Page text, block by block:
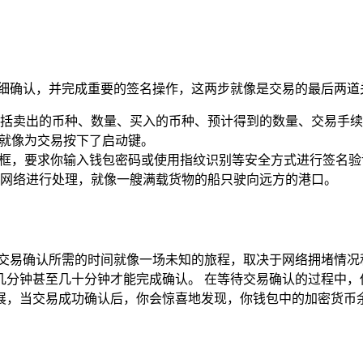
认，并完成重要的签名操作，这两步就像是交易的最后两
卖出的币种、数量、买入的币种、预计得到的数量、交易手
像为交易按下了启动键。
，要求你输入钱包密码或使用指纹识别等安全方式进行签名
进行处理，就像一艘满载货物的船只驶向远方的港口。
确认所需的时间就像一场未知的旅程，取决于网络拥堵情
钟甚至几十分钟才能完成确认。 在等待交易确认的过程中
当交易成功确认后，你会惊喜地发现，你钱包中的加密货